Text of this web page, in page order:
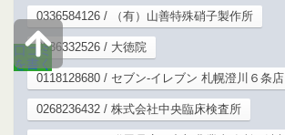
0336584126 / （有）山善特殊硝子製作所
0336332526 / 大徳院
0118128680 / セブン-イレブン 札幌澄川６条店
0268236432 / 株式会社中央臨床検査所
口コミ
を書く